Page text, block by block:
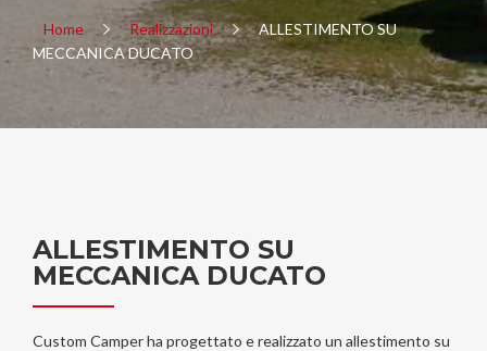
Home Realizzazioni
ALLESTIMENTO SU
MECCANICA DUCATO
ALLESTIMENTO SU
MECCANICA DUCATO
Custom Camper ha progettato e realizzato un allestimento su